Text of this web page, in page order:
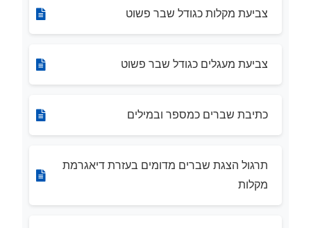
צביעת מקלות כגודל שבר פשוט
צביעת מעגלים כגודל שבר פשוט
כתיבת שברים כמספר ובמילים
תרגול הצגת שברים מדומים בעזרת דיאגרמת
מקלות